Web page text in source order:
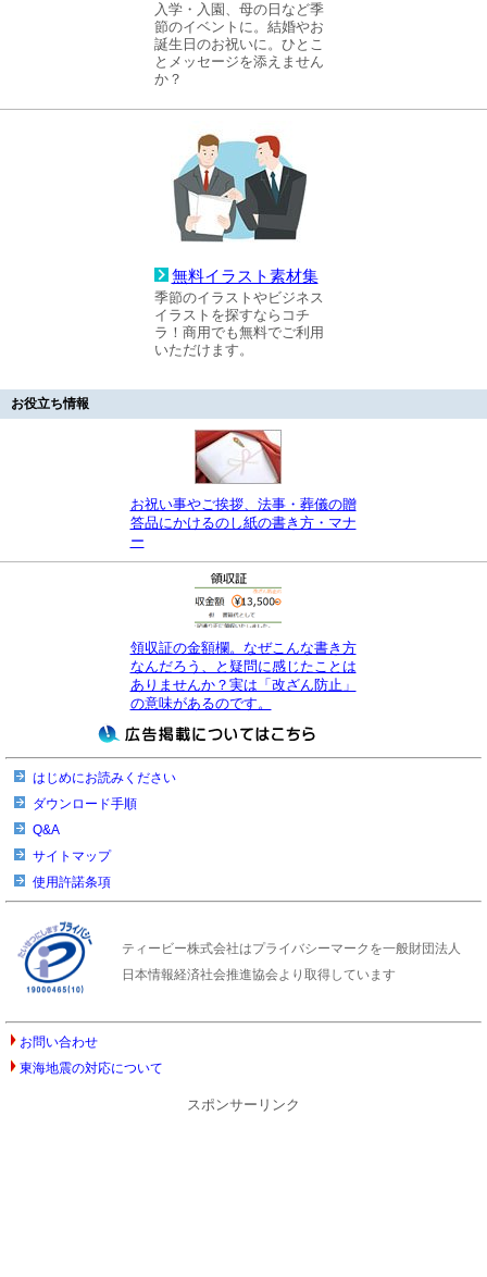
入学・入園、母の日など季
節のイベントに。結婚やお
誕生日のお祝いに。ひとこ
とメッセージを添えません
か？
無料イラスト素材集
季節のイラストやビジネス
イラストを探すならコチ
ラ！商用でも無料でご利用
いただけます。
お役立ち情報
お祝い事やご挨拶、法事・葬儀の贈
答品にかけるのし紙の書き方・マナ
ー
領収証の金額欄。なぜこんな書き方
なんだろう、と疑問に感じたことは
ありませんか？実は「改ざん防止」
の意味があるのです。
はじめにお読みください
ダウンロード手順
Q&A
サイトマップ
使用許諾条項
ティービー株式会社はプライバシーマークを一般財団法人
日本情報経済社会推進協会より取得しています
お問い合わせ
東海地震の対応について
スポンサーリンク